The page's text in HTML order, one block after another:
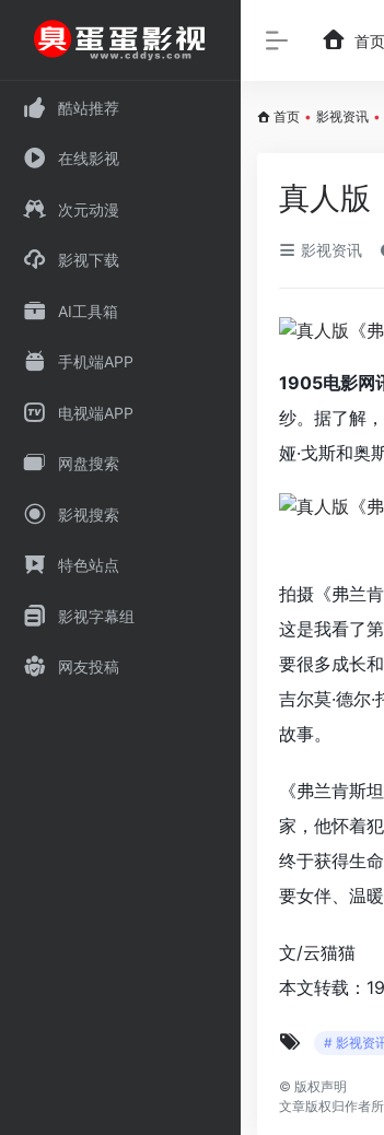
酷站推荐
在线影视
次元动漫
影视下载
AI工具箱
手机端APP
电视端APP
网盘搜索
影视搜索
特色站点
影视字幕组
网友投稿
首页
首页 • 影视资讯 •
真人版
影视资讯
1905电影网
纱。据了解
娅·戈斯和奥
拍摄《弗兰
这是我看了
要很多成长
吉尔莫·德尔·
故事。
《弗兰肯斯
家，他怀着
终于获得生
要女伴、温
文/云猫猫
本文转载：
# 影视资
© 版权声明
文章版权归作者